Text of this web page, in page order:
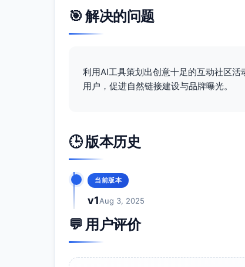
🎯 解决的问题
利用AI工具策划出创意十足的互动社区
用户，促进自然链接建设与品牌曝光。
🕒 版本历史
当前版本
v1Aug 3, 2025
💬 用户评价